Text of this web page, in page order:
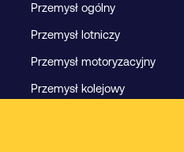
Przemysł ogólny
Przemysł lotniczy
Przemysł motoryzacyjny
Przemysł kolejowy